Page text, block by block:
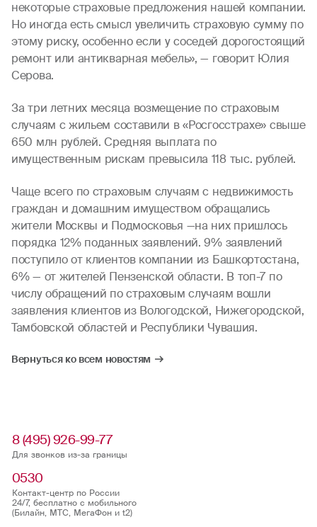
некоторые страховые предложения нашей компании.
Но иногда есть смысл увеличить страховую сумму по
этому риску, особенно если у соседей дорогостоящий
ремонт или антикварная мебель», — говорит Юлия
Серова.
За три летних месяца возмещение по страховым
случаям с жильем составили в «Росгосстрахе» свыше
650 млн рублей. Средняя выплата по
имущественным рискам превысила 118 тыс. рублей.
Чаще всего по страховым случаям с недвижимость
граждан и домашним имуществом обращались
жители Москвы и Подмосковья —на них пришлось
порядка 12% поданных заявлений. 9% заявлений
поступило от клиентов компании из Башкортостана,
6% — от жителей Пензенской области. В топ-7 по
числу обращений по страховым случаям вошли
заявления клиентов из Вологодской, Нижегородской,
Тамбовской областей и Республики Чувашия.
Вернуться ко всем новостям
8 (495) 926-99-77
Для звонков из-за границы
0530
Контакт-центр по России
24/7, бесплатно с мобильного
(Билайн, МТС, МегаФон и t2)